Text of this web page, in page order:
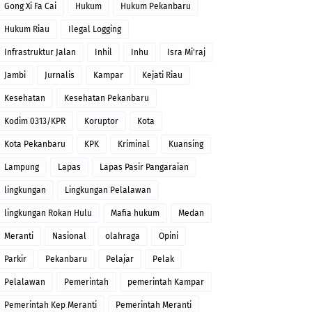
Gong Xi Fa Cai Hukum Hukum Pekanbaru
Hukum Riau Ilegal Logging
Infrastruktur Jalan Inhil Inhu Isra Mi'raj
Jambi Jurnalis Kampar Kejati Riau
Kesehatan Kesehatan Pekanbaru
Kodim 0313/KPR Koruptor Kota
Kota Pekanbaru KPK Kriminal Kuansing
Lampung Lapas Lapas Pasir Pangaraian
lingkungan Lingkungan Pelalawan
lingkungan Rokan Hulu Mafia hukum Medan
Meranti Nasional olahraga Opini
Parkir Pekanbaru Pelajar Pelak
Pelalawan Pemerintah pemerintah Kampar
Pemerintah Kep Meranti Pemerintah Meranti